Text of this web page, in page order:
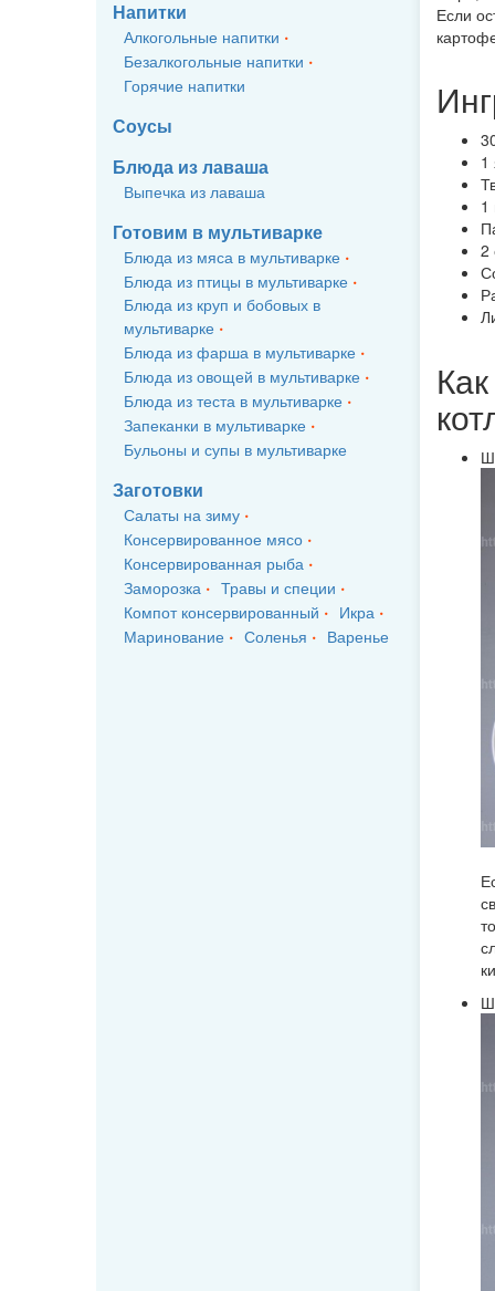
Напитки
Алкогольные напитки
Безалкогольные напитки
Горячие напитки
Соусы
Блюда из лаваша
Выпечка из лаваша
Готовим в мультиварке
Блюда из мяса в мультиварке
Блюда из птицы в мультиварке
Блюда из круп и бобовых в
мультиварке
Блюда из фарша в мультиварке
Блюда из овощей в мультиварке
Блюда из теста в мультиварке
Запеканки в мультиварке
Бульоны и супы в мультиварке
Заготовки
Салаты на зиму
Консервированное мясо
Консервированная рыба
Заморозка
Травы и специи
Компот консервированный
Икра
Маринование
Соленья Варенье
Если
1
1
2